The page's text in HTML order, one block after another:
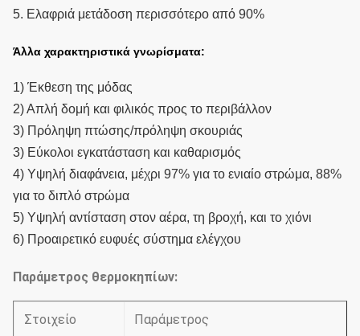
5. Ελαφριά μετάδοση περισσότερο από 90%
Άλλα χαρακτηριστικά γνωρίσματα:
1) Έκθεση της μόδας
2) Απλή δομή και φιλικός προς το περιβάλλον
3) Πρόληψη πτώσης/πρόληψη σκουριάς
3) Εύκολοι εγκατάσταση και καθαρισμός
4) Υψηλή διαφάνεια, μέχρι 97% για το ενιαίο στρώμα, 88%
για το διπλό στρώμα
5) Υψηλή αντίσταση στον αέρα, τη βροχή, και το χιόνι
6) Προαιρετικό ευφυές σύστημα ελέγχου
Παράμετρος θερμοκηπίων:
Στοιχείο Παράμετρος